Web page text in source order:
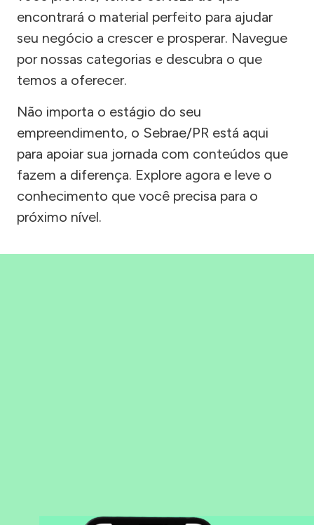
encontrará o material perfeito para ajudar
seu negócio a crescer e prosperar. Navegue
por nossas categorias e descubra o que
temos a oferecer.
Não importa o estágio do seu
empreendimento, o Sebrae/PR está aqui
para apoiar sua jornada com conteúdos que
fazem a diferença. Explore agora e leve o
conhecimento que você precisa para o
próximo nível.